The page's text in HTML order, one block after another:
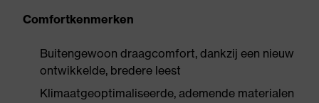
Comfortkenmerken
Buitengewoon draagcomfort, dankzij een nieuw
ontwikkelde, bredere leest
Klimaatgeoptimaliseerde, ademende materialen